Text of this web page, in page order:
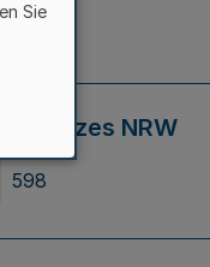
595
NRW
598
Sie